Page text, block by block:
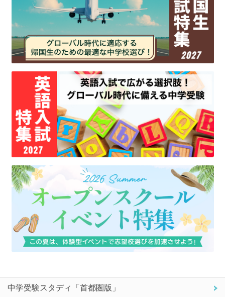
中学受験スタディ「首都圏版」